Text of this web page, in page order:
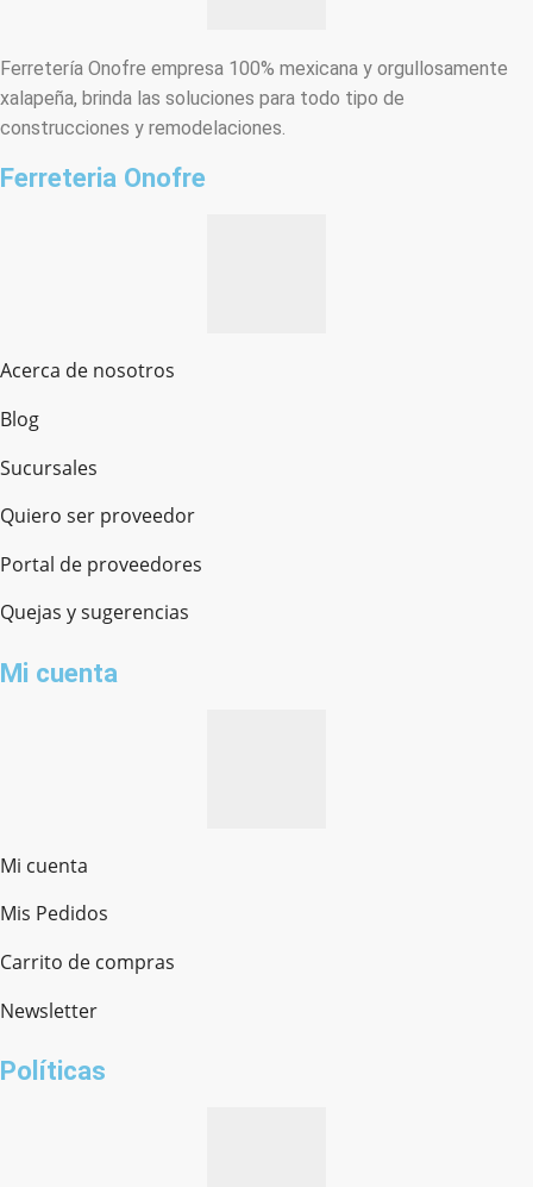
Ferretería Onofre empresa 100% mexicana y orgullosamente
xalapeña, brinda las soluciones para todo tipo de
construcciones y remodelaciones.
Ferreteria Onofre
Acerca de nosotros
Blog
Sucursales
Quiero ser proveedor
Portal de proveedores
Quejas y sugerencias
Mi cuenta
Mi cuenta
Mis Pedidos
Carrito de compras
Newsletter
Políticas